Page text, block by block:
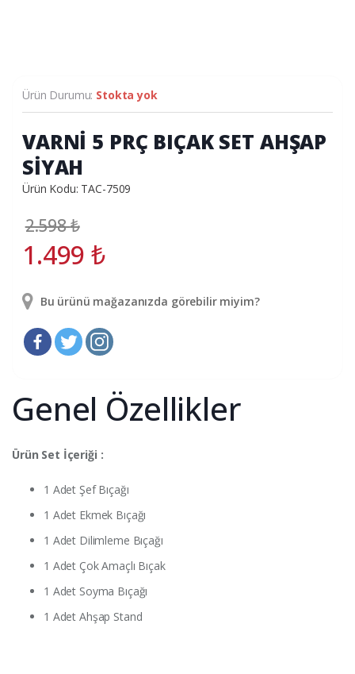
Ürün Durumu: Stokta yok
VARNİ 5 PRÇ BIÇAK SET AHŞAP
SİYAH
Ürün Kodu: TAC-7509
2.598₺
1.499₺
Bu ürünü mağazanızda görebilir miyim?
Genel Özellikler
Ürün Set İçeriği :
1 Adet Şef Bıçağı
1 Adet Ekmek Bıçağı
1 Adet Dilimleme Bıçağı
1 Adet Çok Amaçlı Bıçak
1 Adet Soyma Bıçağı
1 Adet Ahşap Stand